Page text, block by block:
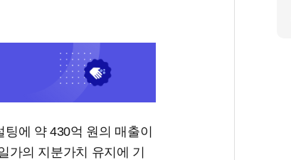
에 약 430억 원의 매출이
가의 지분가치 유지에 기